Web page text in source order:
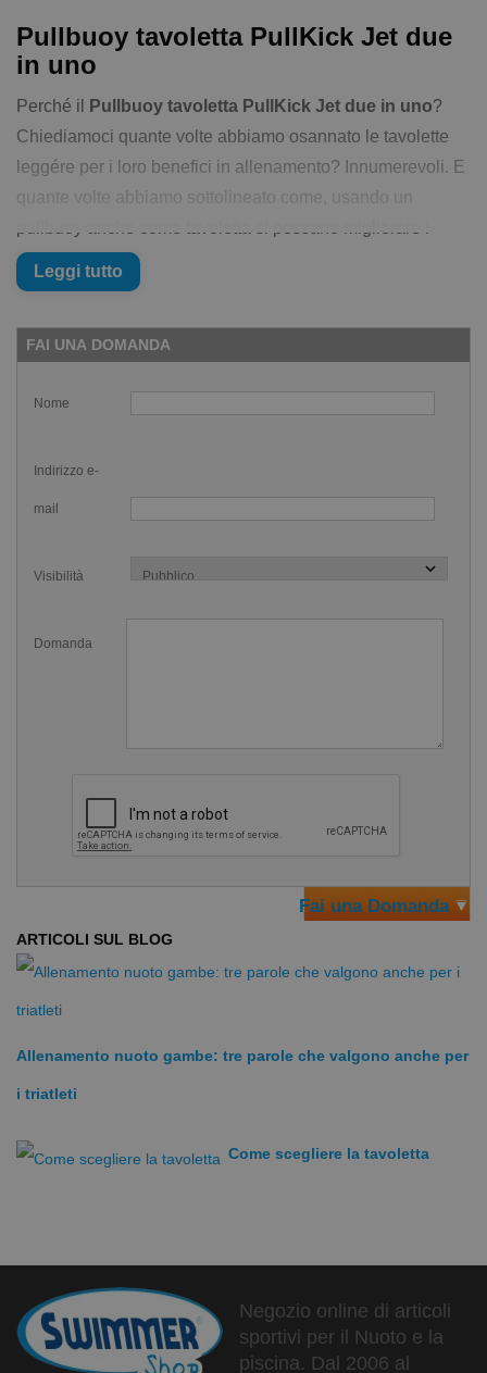
Pullbuoy tavoletta PullKick Jet due
in uno
Perché il Pullbuoy tavoletta PullKick Jet due in uno?
Chiediamoci quante volte abbiamo osannato le tavolette
leggére per i loro benefici in allenamento? Innumerevoli. E
quante volte abbiamo sottolineato come, usando un
nostri allenamenti.
in unoè che è specificatamente progettato come un
pullbuoy e, simultaneamente, come una tavoletta. Il minimo
sostegno che offre quando facciamo le serie di gambe è
attrezzo multiuso utilissimo.
unoassieme allo snorkel PRO per massimizzare l'efficacia
palette e ad un elastico ferma caviglie per potenziare gli
PullKick Jet due in uno:
Utilizzabile come due attrezzi
Quando usato come tavoletta:
Scarica la tensione dalle spalle
Idrodinamico
Morbido
Versatile
Leggi tutto
FAI UNA DOMANDA
Nome
Indirizzo e-
mail
Visibilità
Domanda
Fai una Domanda
ARTICOLI SUL BLOG
Allenamento nuoto gambe: tre parole che valgono anche per
i triatleti
Come scegliere la tavoletta
Negozio online di articoli
sportivi per il Nuoto e la
piscina. Dal 2006 al